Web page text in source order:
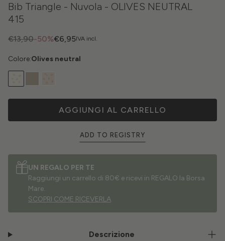
Bib Triangle - Nuvola - OLIVES NEUTRAL
415
IVA incl.
-50%
€13,90 €6,95
Colore:Olives neutral
AGGIUNGI AL CARRELLO
ADD TO REGISTRY
UN REGALO PER TE
Raggiungi un carrello di 80€ e ricevi in REGALO la Borsa
Mare.
SCOPRI COME RICEVERLA
Descrizione